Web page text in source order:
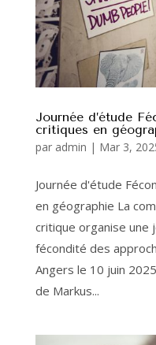
Journée d’étude
critiques en
par admin | Mar 3,
Journée d'étude
en géographie La
critique organise une
fécondité des
Angers le 10 juin
de Markus...